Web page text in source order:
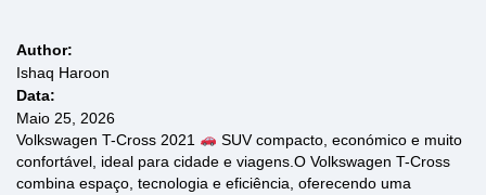
Author:
Ishaq Haroon
Data:
Maio 25, 2026
Volkswagen T-Cross 2021
SUV compacto, económico e muito
confortável, ideal para cidade e viagens.O Volkswagen T-Cross
combina espaço, tecnologia e eficiência, oferecendo uma